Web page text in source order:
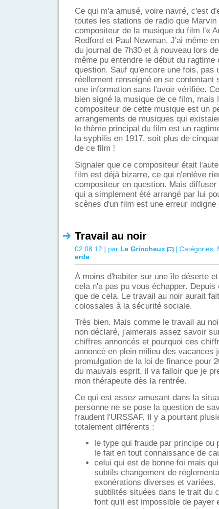
Ce qui m'a amusé, voire navré, c'est
toutes les stations de radio que
compositeur de la musique du film l'«
Redford et Paul Newman. J'ai même
du journal de 7h30 et à nouveau lors
même pu entendre le début du
question. Sauf qu'encore une fois, pas
réellement renseigné en se contentant
une information sans l'avoir vérifiée.
bien signé la musique de ce film, mais
compositeur de cette musique est un
arrangements de musiques qui
le thème principal du film est un
la syphilis en 1917, soit plus de
de ce film !
Signaler que ce compositeur était
film est déjà bizarre, ce qui n'enlève
compositeur en question. Mais
qui a simplement été arrangé par lui
scènes d'un film est une erreur
Travail au noir
02.08.12 | par Le Grincheux | Catégories:
erde
À moins d'habiter sur une île déserte
cela n'a pas pu vous échapper.
que de cela. Le travail au noir aurait
colossales à la sécurité sociale.
Très bien. Mais comme le travail au
non déclaré, j'aimerais assez savoir
chiffres annoncés et pourquoi ces
annoncé en plein milieu des vacances
promulgation de la loi de finance pour
du mauvais esprit, il va falloir que je
mon thérapeute dès la rentrée.
Ce qui est assez amusant dans la
personne ne se pose la question de
fraudent l'URSSAF. Il y a pourtant
totalement différents :
le type qui fraude par principe ou
le fait en tout connaissance de
celui qui est de bonne foi mais
subtils changement de
exonérations diverses et
subtilités situées dans le trait du
font qu'il est impossible de payer